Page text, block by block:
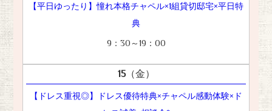
【平日ゆったり】憧れ本格チャペル×1組貸切邸宅×平日特
典
9：30～19：00
15（金）
【ドレス重視◎】ドレス優待特典×チャペル感動体験×ド